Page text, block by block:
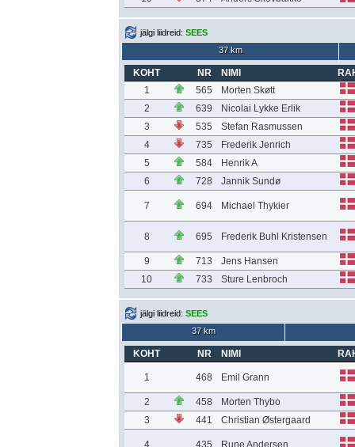
jälgi liidreid: SEES
37 km
KOHT NR NIMI
1
565
Morten Skøtt
2
639
Nicolai Lykke Erlik
3
535
Stefan Rasmussen
4
735
Frederik Jenrich
5
584
Henrik A
6
728 Jannik Sundø
7 694 Michael Thykier
8 695 Frederik Buhl Kristensen
9 713
Jens Hansen
10
733 Sture Lenbroch
jälgi liidreid: SEES
37 km
KOHT NR NIMI
1 468 Emil Grann
2 458
Morten Thybo
3
441 Christian Østergaard
4 435 Rune Andersen